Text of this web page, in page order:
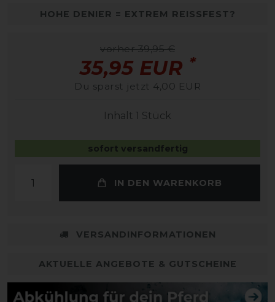
HOHE DENIER = EXTREM REISSFEST?
vorher 39,95 €
35,95 EUR *
Du sparst jetzt 4,00 EUR
Inhalt 1 Stück
sofort versandfertig
IN DEN WARENKORB
VERSANDINFORMATIONEN
AKTUELLE ANGEBOTE & GUTSCHEINE